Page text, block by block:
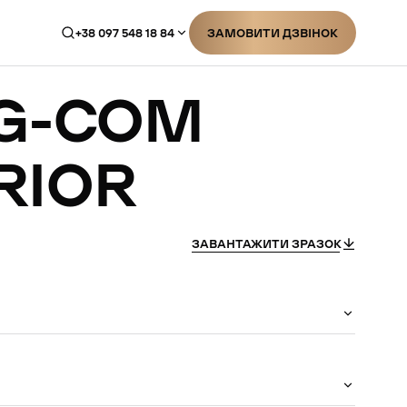
+38 097 548 18 84 ЗАМОВИТИ ДЗВІНОК
COM
ЗАВАНТАЖИТИ ЗРАЗОК